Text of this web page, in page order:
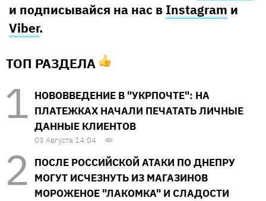
и подписывайся на нас в Instagram и
Viber.
ТОП РАЗДЕЛА
НОВОВВЕДЕНИЕ В "УКРПОЧТЕ": НА
ПЛАТЕЖКАХ НАЧАЛИ ПЕЧАТАТЬ ЛИЧНЫЕ
ДАННЫЕ КЛИЕНТОВ
03 Августа 14:04
ПОСЛЕ РОССИЙСКОЙ АТАКИ ПО ДНЕПРУ
МОГУТ ИСЧЕЗНУТЬ ИЗ МАГАЗИНОВ
МОРОЖЕНОЕ "ЛАКОМКА" И СЛАДОСТИ